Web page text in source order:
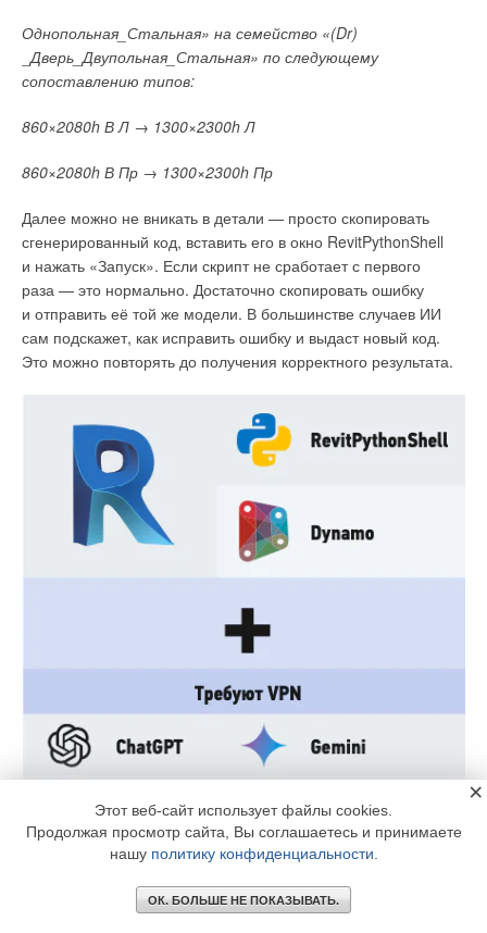
Однопольная_Стальная» на семейство «(Dr)
_Дверь_Двупольная_Стальная» по следующему
сопоставлению типов:
860×2080h В Л → 1300×2300h Л
860×2080h В Пр → 1300×2300h Пр
Далее можно не вникать в детали — просто скопировать
сгенерированный код, вставить его в окно RevitPythonShell
и нажать «Запуск». Если скрипт не сработает с первого
раза — это нормально. Достаточно скопировать ошибку
и отправить её той же модели. В большинстве случаев ИИ
сам подскажет, как исправить ошибку и выдаст новый код.
Это можно повторять до получения корректного результата.
Этот веб-сайт использует файлы cookies.
Продолжая просмотр сайта, Вы соглашаетесь и принимаете
нашу политику конфиденциальности
ОК. БОЛЬШЕ НЕ ПОКАЗЫВАТЬ.
×